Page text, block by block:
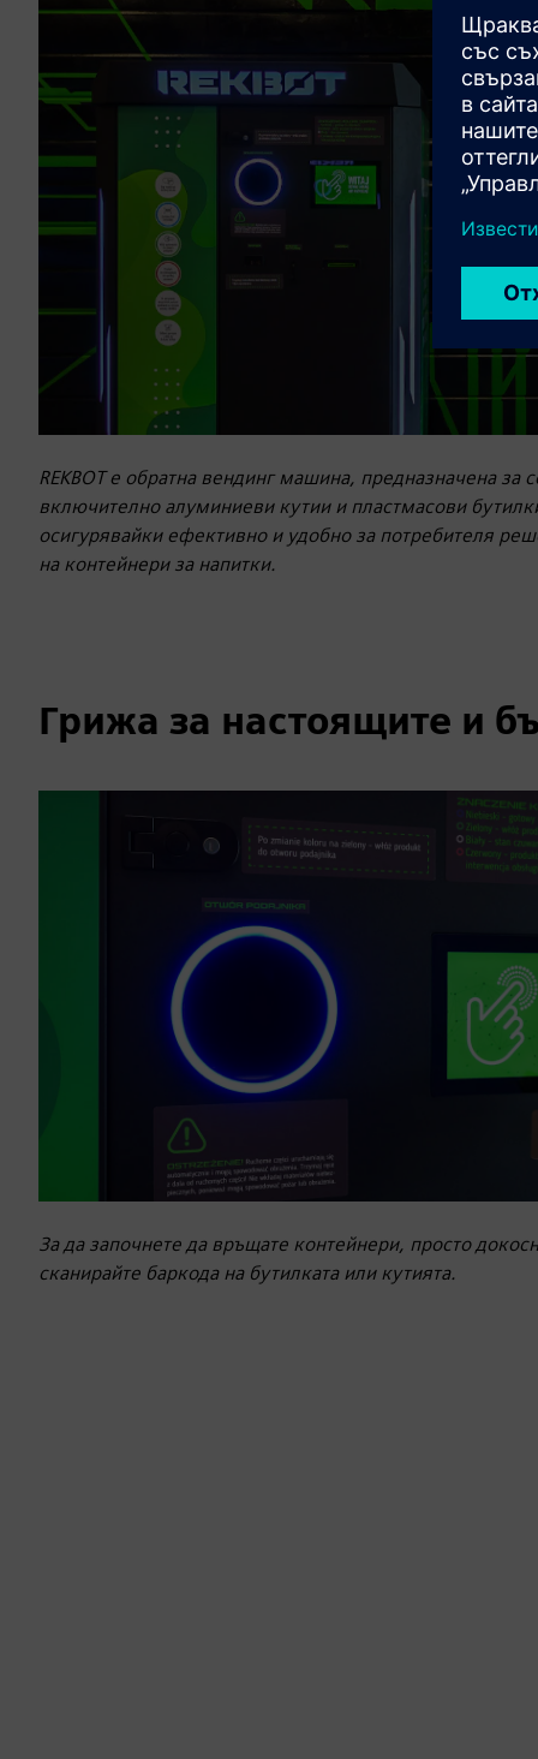
REKBOT е обратна вендинг машина, предназначена за
включително алуминиеви кутии и пластмасови
осигурявайки ефективно и удобно за потребителя
на контейнери за напитки.
Грижа за настоящите и
За да започнете да връщате контейнери, просто
сканирайте баркода на бутилката или кутията.